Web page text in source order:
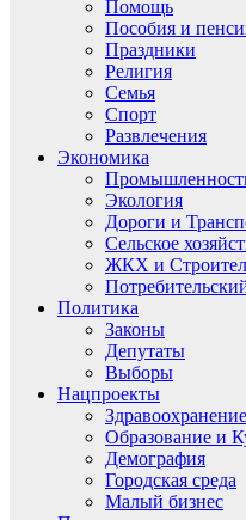
Помощь
Пособия и
Праздники
Религия
Семья
Спорт
Развлечения
Экономика
Экология
Дороги и
Сельское
ЖКХ и
Политика
Законы
Депутаты
Выборы
Нацпроекты
Здравоохранение
Образование и
Демография
Городская среда
Малый бизнес